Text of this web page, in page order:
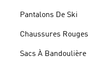
Pantalons De Ski
Chaussures Rouges
Sacs À Bandoulière